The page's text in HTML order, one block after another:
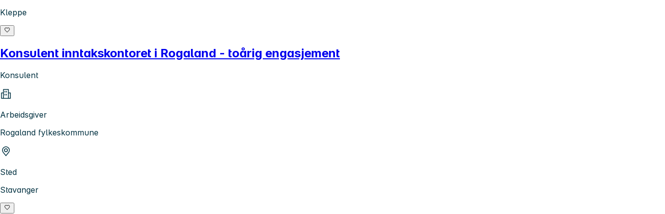
Kleppe
Konsulent inntakskontoret i Rogaland - toårig engasjement
Konsulent
Arbeidsgiver
Rogaland fylkeskommune
Sted
Stavanger